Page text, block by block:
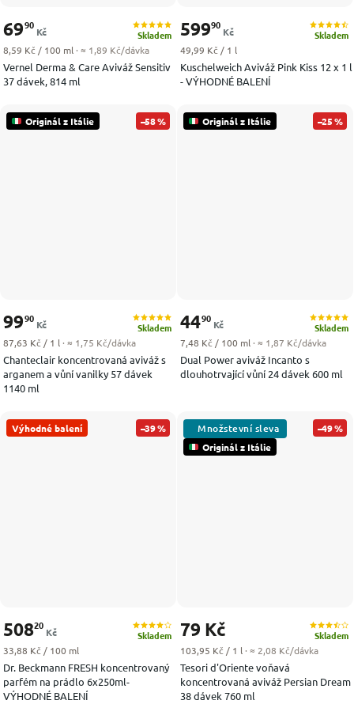
Vernel Derma & Care Aviváž Sensitiv
37 dávek, 814 ml
Skladem
6990
Kč
Měrná cena:
8,59 Kč / 100 ml · ≈ 1,89 Kč/dávka
Kuschelweich Aviváž Pink Kiss 12 x 1 l
- VÝHODNÉ BALENÍ
Skladem
59990
Kč
Měrná cena:
49,99 Kč / 1 l
Originál z Itálie –58 %
Chanteclair koncentrovaná aviváž s
arganem a vůní vanilky 57 dávek
1140 ml
Skladem
9990
Kč
Měrná cena:
87,63 Kč / 1 l · ≈ 1,75 Kč/dávka
Originál z Itálie –25 %
Dual Power aviváž Incanto s
dlouhotrvající vůní 24 dávek 600 ml
Skladem
4490
Kč
Měrná cena:
7,48 Kč / 100 ml · ≈ 1,87 Kč/dávka
Výhodné balení –39 %
Dr. Beckmann FRESH koncentrovaný
parfém na prádlo 6x250ml-
VÝHODNÉ BALENÍ
Skladem
50820
Kč
Měrná cena:
33,88 Kč / 100 ml
Originál z Itálie
–49 %
Tesori d'Oriente voňavá
koncentrovaná aviváž Persian Dream
38 dávek 760 ml
Skladem
79 Kč
Měrná cena:
103,95 Kč / 1 l · ≈ 2,08 Kč/dávka